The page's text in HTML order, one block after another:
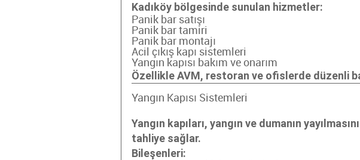
Kadıköy bölgesinde sunulan hizmetler:
Panik bar satışı
Panik bar tamiri
Panik bar montajı
Acil çıkış kapı sistemleri
Yangın kapısı bakım ve onarım
Özellikle AVM, restoran ve ofislerde düzenli
Yangın Kapısı Sistemleri
Yangın kapıları, yangın ve dumanın
tahliye sağlar.
Bileşenleri: